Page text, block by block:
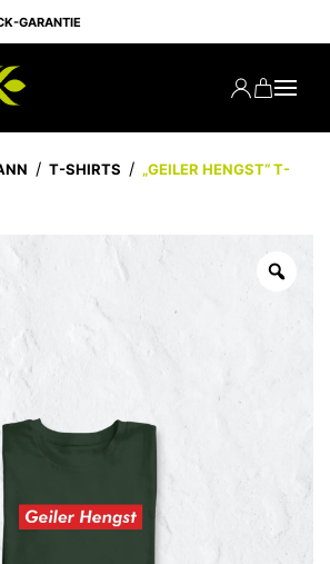
GARANTIE
T-SHIRTS
„GEILER HENGST“ T-